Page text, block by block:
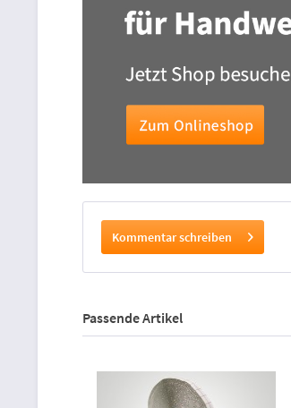
Kommentar schreiben
Passende Artikel